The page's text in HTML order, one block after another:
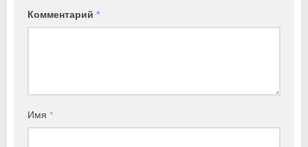
Комментарий *
Имя *